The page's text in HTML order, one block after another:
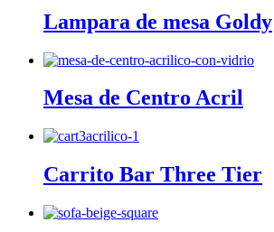
Lampara de mesa Goldy
Mesa de Centro Acril
Carrito Bar Three Tier